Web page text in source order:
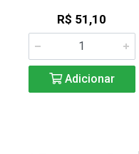
R$ 51,10
Adicionar